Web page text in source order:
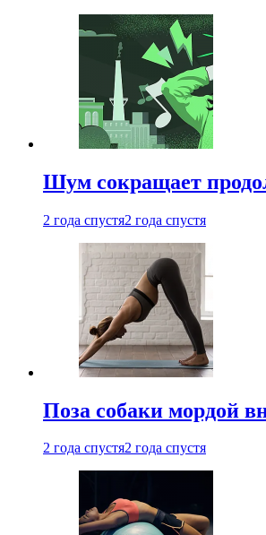
Шум сокращает
2 года спустя2 года спустя
Поза собаки мордой
2 года спустя2 года спустя